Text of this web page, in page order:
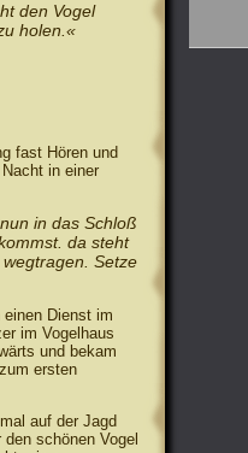
den Vogel
holen.«
fast Hören und
in einer
in das Schloß
da steht
Setze
Dienst im
im Vogelhaus
und bekam
ersten
auf der Jagd
schönen Vogel